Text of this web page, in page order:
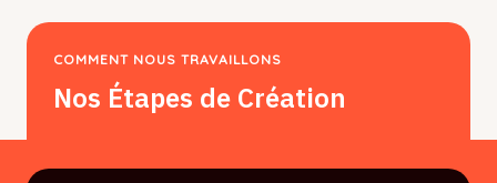
COMMENT NOUS TRAVAILLONS
Nos Étapes de Création